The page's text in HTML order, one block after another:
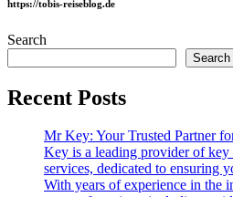
https://tobis-reiseblog.de
Search
Search
Recent Posts
Mr Key: Your Trusted Partner
Key is a leading provider of
services, dedicated to ensuring
With years of experience in the